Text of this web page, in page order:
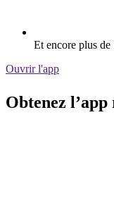
Et encore plus
Ouvrir l'app
Obtenez